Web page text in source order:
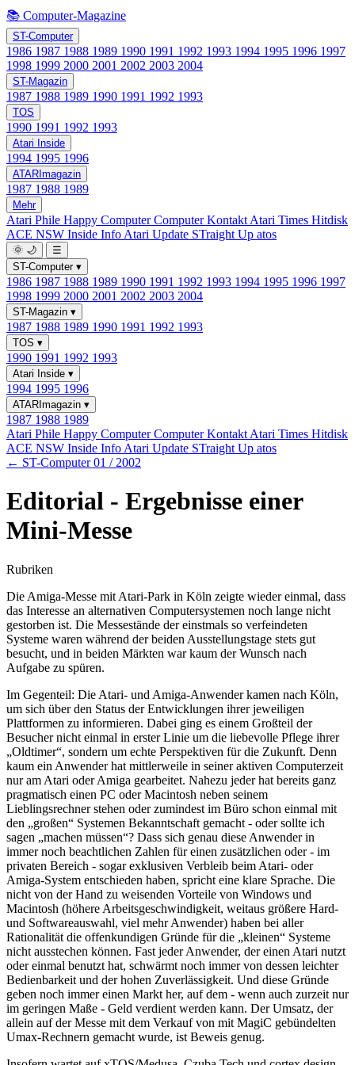
📚 Computer-Magazine
ST-Computer
1986 1987 1988 1989 1990 1991 1992 1993 1994 1995 1996 1997
1998 1999 2000 2001 2002 2003 2004
ST-Magazin
1987 1988 1989 1990 1991 1992 1993
TOS
1990 1991 1992 1993
Atari Inside
1994 1995 1996
ATARImagazin
1987 1988 1989
Mehr
Atari Phile Happy ComputerComputer Kontakt Atari Times Hitdisk
ACE NSW Inside Info Atari Update STraight Up atos
🌞 🌙
☰
ST-Computer ▾
1986 1987 1988 1989 1990 1991 1992 1993 1994 1995 1996 1997
1998 1999 2000 2001 2002 2003 2004
ST-Magazin ▾
1987 1988 1989 1990 1991 1992 1993
TOS ▾
1990 1991 1992 1993
Atari Inside ▾
1994 1995 1996
ATARImagazin ▾
1987 1988 1989
Atari Phile Happy ComputerComputer Kontakt Atari Times Hitdisk
ACE NSW Inside Info Atari Update STraight Up atos
← ST-Computer 01 / 2002
Editorial - Ergebnisse einer
Mini-Messe
Rubriken
Die Amiga-Messe mit Atari-Park in Köln zeigte wieder einmal, dass
das Interesse an alternativen Computersystemen noch lange nicht
gestorben ist. Die Messestände der einstmals so verfeindeten
Systeme waren während der beiden Ausstellungstage stets gut
besucht, und in beiden Märkten war kaum der Wunsch nach
Aufgabe zu spüren.
Im Gegenteil: Die Atari- und Amiga-Anwender kamen nach Köln,
um sich über den Status der Entwicklungen ihrer jeweiligen
Plattformen zu informieren. Dabei ging es einem Großteil der
Besucher nicht einmal in erster Linie um die liebevolle Pflege ihrer
„Oldtimer“, sondern um echte Perspektiven für die Zukunft. Denn
kaum ein Anwender hat mittlerweile in seiner aktiven Computerzeit
nur am Atari oder Amiga gearbeitet. Nahezu jeder hat bereits ganz
pragmatisch einen PC oder Macintosh neben seinem
Lieblingsrechner stehen oder zumindest im Büro schon einmal mit
den „großen“ Systemen Bekanntschaft gemacht - oder sollte ich
sagen „machen müssen“? Dass sich genau diese Anwender in
immer noch beachtlichen Zahlen für einen zusätzlichen oder - im
privaten Bereich - sogar exklusiven Verbleib beim Atari- oder
Amiga-System entschieden haben, spricht eine klare Sprache. Die
nicht von der Hand zu weisenden Vorteile von Windows und
Macintosh (höhere Arbeitsgeschwindigkeit, weitaus größere Hard-
und Softwareauswahl, viel mehr Anwender) haben bei aller
Rationalität die offenkundigen Gründe für die „kleinen“ Systeme
nicht ausstechen können. Fast jeder Anwender, der einen Atari nutzt
oder einmal benutzt hat, schwärmt noch immer von dessen leichter
Bedienbarkeit und der hohen Zuverlässigkeit. Und diese Gründe
geben noch immer einen Markt her, auf dem - wenn auch zurzeit nur
im geringen Maße - Geld verdient werden kann. Der Umsatz, der
allein auf der Messe mit dem Verkauf von mit MagiC gebündelten
Umax-Rechnern gemacht wurde, ist Beweis genug.